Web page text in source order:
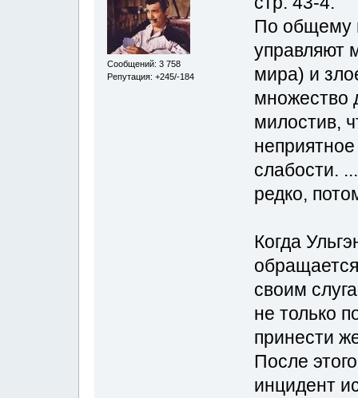
Сообщений: 3 758
Репутация: +245/-184
По общему
управляют
мира) и
множество
милостив,
слабости.
редко,
Когда
своим
не только
принести
После
инцидент